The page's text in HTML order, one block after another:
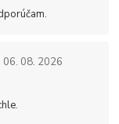
06. 08. 2026